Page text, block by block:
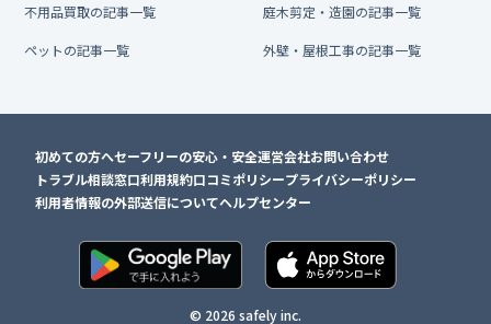
不用品買取の記事一覧 庭木剪定・造園の記事一覧
ペットの記事一覧 外壁・屋根工事の記事一覧
初めての方へセーフリーの安心・安全運営会社お問い合わせ
トラブル相談窓口利用規約口コミポリシープライバシーポリシー
利用者情報の外部送信についてヘルプセンター
© 2026 safely inc.